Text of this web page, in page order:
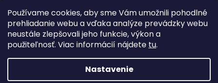
Používame cookies, aby sme Vám umožnili pohodlné
prehliadanie webu a vďaka analýze prevádzky webu
neustále zlepšovali jeho funkcie, výkon a
použiteľnosť. Viac informácií nájdete tu.
Nastavenie
mlady-vedec.sk
. Všetky práva
vyhradené.Upraviť nastavenie cookies
Grafický návrh vytvořil a na Shoptet implementoval
Hladatechka s.r.o.